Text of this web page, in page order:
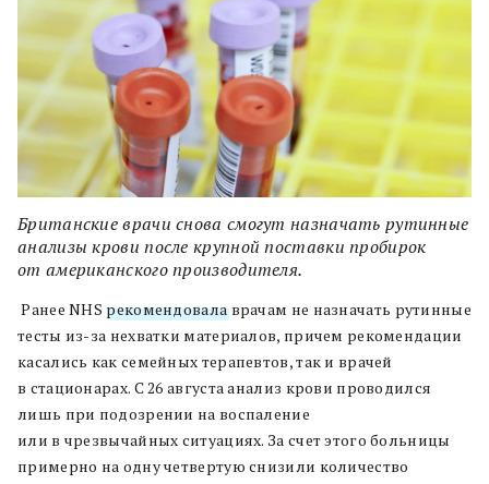
Британские врачи снова смогут назначать рутинные
анализы крови после крупной поставки пробирок
от американского производителя.
Ранее NHS рекомендовалаврачам не назначать рутинные
тесты из-за нехватки материалов, причем рекомендации
касались как семейных терапевтов, так и врачей
в стационарах. С 26 августа анализ крови проводился
лишь при подозрении на воспаление
или в чрезвычайных ситуациях. За счет этого больницы
примерно на одну четвертую снизили количество